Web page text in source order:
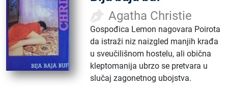
Agatha Christie
Gospođica Lemon nagovara Poirota
da istraži niz naizgled manjih krađa
u sveučilišnom hostelu, ali obična
kleptomanija ubrzo se pretvara u
slučaj zagonetnog ubojstva.